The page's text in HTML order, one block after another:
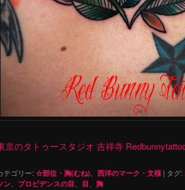
京のタトゥースタジオ 吉祥寺
テゴリー:☆部位・胸(むね) 西洋のマーク・文様 | タグ:
ン
プロビデンスの目 目 胸